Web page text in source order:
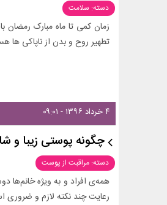
دسته: سلامت
زمان کمی تا ماه مبارک رمضان
تطهیر روح و بدن از ناپاکی ها
۴ خرداد ۱۳۹۶ - ۰۹:۰۱
چگونه پوستی زیبا و
دسته: مراقبت از پوست
همه‌ی افراد و به ویژه خانم‌ها
رعایت چند نکته لازم و